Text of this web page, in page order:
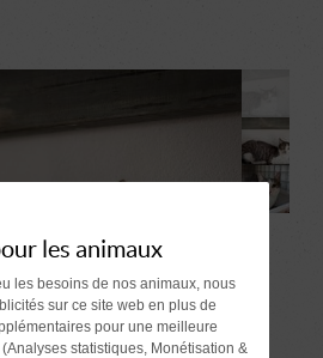
les animaux
les besoins de nos animaux, nous
sur ce site web en plus de
pour une meilleure
statistiques, Monétisation &